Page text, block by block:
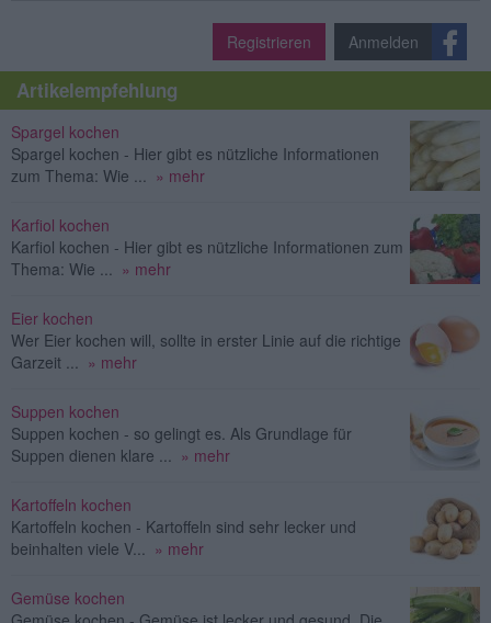
Registrieren Anmelden
Artikelempfehlung
Spargel kochen
Spargel kochen - Hier gibt es nützliche Informationen
zum Thema: Wie ... » mehr
Karfiol kochen
Karfiol kochen - Hier gibt es nützliche Informationen zum
Thema: Wie ... » mehr
Eier kochen
Wer Eier kochen will, sollte in erster Linie auf die richtige
Garzeit ... » mehr
Suppen kochen
Suppen kochen - so gelingt es. Als Grundlage für
Suppen dienen klare ... » mehr
Kartoffeln kochen
Kartoffeln kochen - Kartoffeln sind sehr lecker und
beinhalten viele V... » mehr
Gemüse kochen